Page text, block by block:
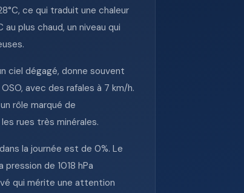
ce qui traduit une chaleur
plus chaud, un niveau qui
ciel dégagé, donne souvent
avec des rafales à 7 km/h.
rôle marqué de
rues très minérales.
la journée est de 0%. Le
de 1018 hPa
qui mérite une attention